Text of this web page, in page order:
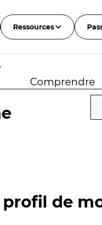
Ressources
Comprendre
profil de